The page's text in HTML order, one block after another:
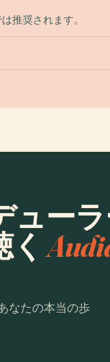
推奨されます。
ュー
く
なたの本当の歩